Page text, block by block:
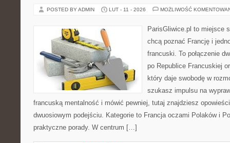
POSTED BY ADMIN LUT - 11 - 2026 MOŻLIWOŚĆ
ParisGliwice.pl to miejsce
chcą poznać Francję i
francuski. To połączenie
po Republice Francuskiej
który daje swobodę w
szukasz impulsu na
francuską mentalność i mówić pewniej, tutaj znajdziesz
dwuosiowym podejściu. Kategorie to Francja oczami Polaków i
praktyczne porady. W centrum […]